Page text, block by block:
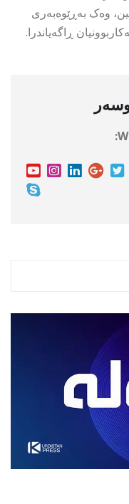
وەک بەڕێوەبەری
ڕاگەیاندرا.